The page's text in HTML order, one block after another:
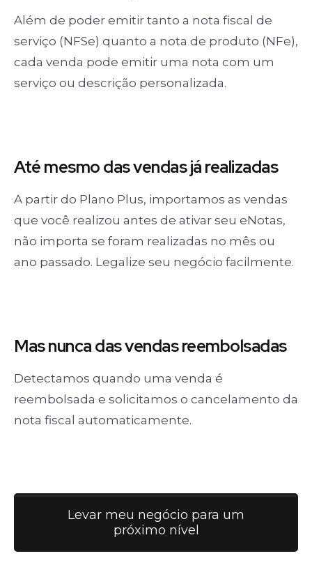
Além de poder emitir tanto a nota fiscal de
serviço (NFSe) quanto a nota de produto (NFe),
cada venda pode emitir uma nota com um
serviço ou descrição personalizada.
Até mesmo dasvendas já realizadas
A partir do Plano Plus, importamos as vendas
que você realizou antes de ativar seu eNotas,
não importa se foram realizadas no mês ou
ano passado. Legalize seu negócio facilmente.
Mas nuncadas vendasreembolsadas
Detectamos quando uma venda é
reembolsada e solicitamos o cancelamento da
nota fiscal automaticamente.
Levar meu negócio para um
próximo nível